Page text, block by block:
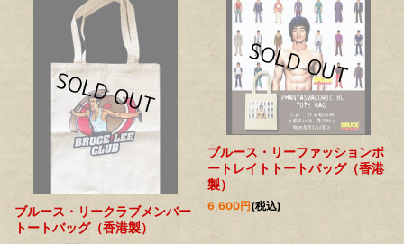
ブルース・リークラブメンバー
トートバッグ（香港製）
ブルース・リーファッションポ
ートレイトトートバッグ（香港
製）
6,600円(税込)